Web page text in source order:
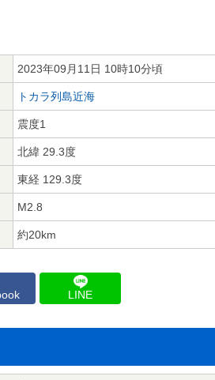
2023年09月11日 10時10分頃
トカラ列島近海
震度1
北緯 29.3度
東経 129.3度
M2.8
約20km
LINE